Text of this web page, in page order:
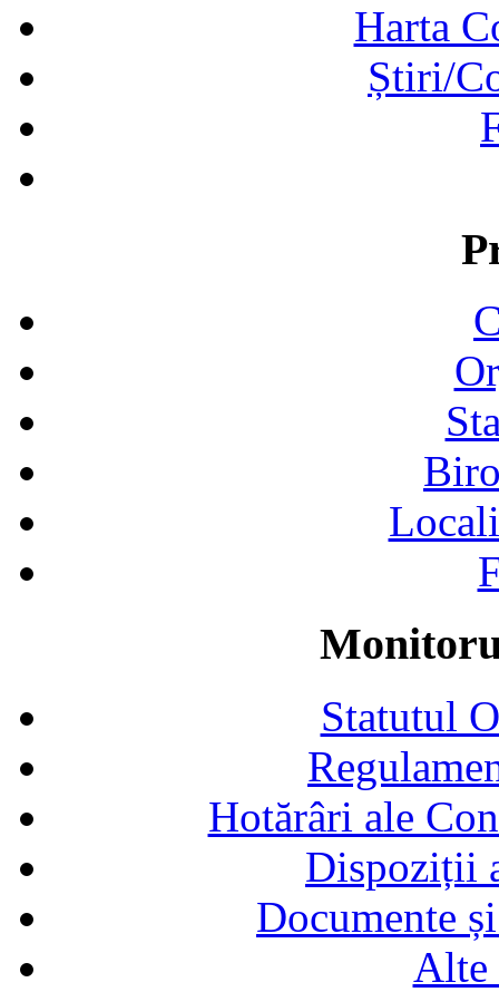
Harta
Știri/
Statutul
Hotărâri ale
Dispoziții
Documente
Alte